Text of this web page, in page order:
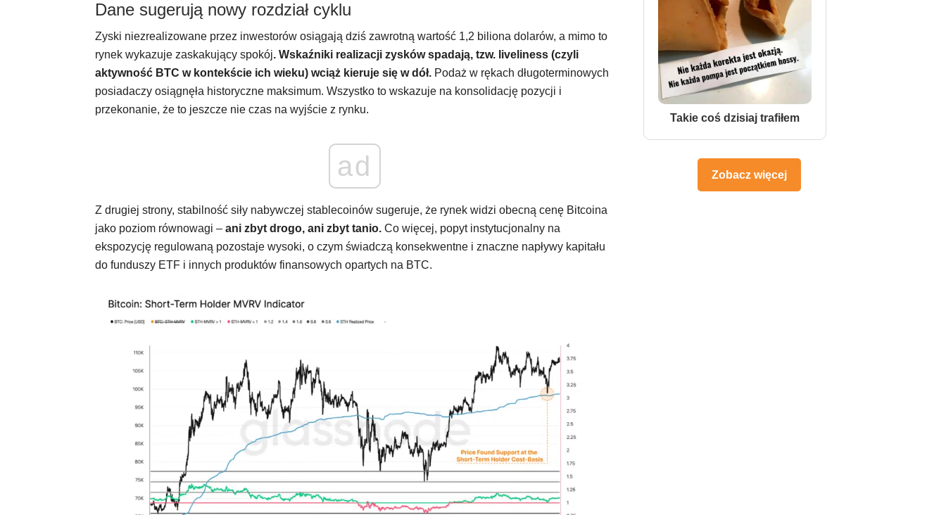
Dane sugerują nowy rozdział cyklu
Zyski niezrealizowane przez inwestorów osiągają dziś zawrotną wartość 1,2 biliona dolarów, a mimo to
rynek wykazuje zaskakujący spokój. Wskaźniki realizacji zysków spadają, tzw. liveliness (czyli
aktywność BTC w kontekście ich wieku) wciąż kieruje się w dół. Podaż w rękach długoterminowych
posiadaczy osiągnęła historyczne maksimum. Wszystko to wskazuje na konsolidację pozycji i
przekonanie, że to jeszcze nie czas na wyjście z rynku.
ad
Z drugiej strony, stabilność siły nabywczej stablecoinów sugeruje, że rynek widzi obecną cenę Bitcoina
jako poziom równowagi – ani zbyt drogo, ani zbyt tanio. Co więcej, popyt instytucjonalny na
ekspozycję regulowaną pozostaje wysoki, o czym świadczą konsekwentne i znaczne napływy kapitału
do funduszy ETF i innych produktów finansowych opartych na BTC.
Takie coś dzisiaj trafiłem
Zobacz więcej